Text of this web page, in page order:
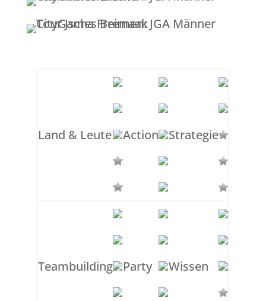
Land & Leute Action Strategie
Teambuilding Party Wissen